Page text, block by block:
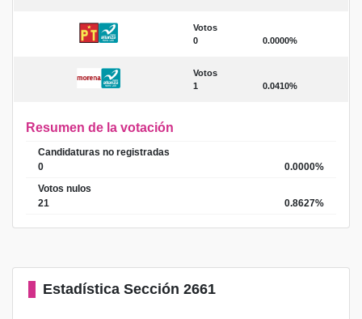
Votos
0
0.0000%
Votos
1
0.0410%
Resumen de la votación
Candidaturas no registradas
0
0.0000%
Votos nulos
21
0.8627%
Estadística Sección 2661